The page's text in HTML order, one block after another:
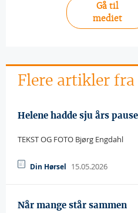
Gå til
mediet
Flere artikler
Helene hadde sju års pause
TEKST OG FOTO Bjørg Engdahl
Din Hørsel 15.05.2026
Når mange står sammen